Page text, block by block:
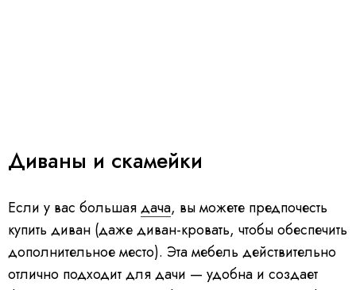
Диваны и скамейки
Если у вас большаядача, вы можете предпочесть
купить диван (даже диван-кровать, чтобы обеспечить
дополнительное место). Эта мебель действительно
отлично подходит для дачи — удобна и создает